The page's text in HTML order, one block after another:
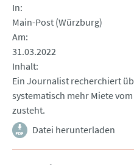
In
Main-Post (Würzburg)
Am
31.03.2022
Inhalt
Ein Journalist recherchiert
systematisch mehr Miete
zusteht.
Datei herunterladen